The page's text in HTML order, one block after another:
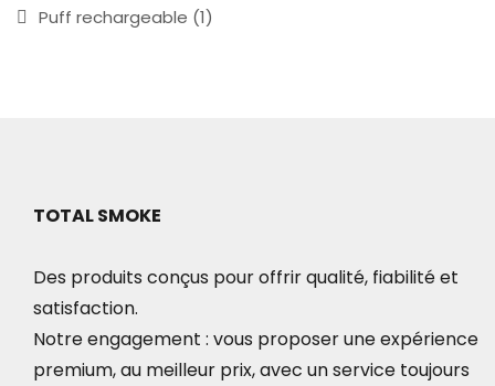
Puff rechargeable (1)
TOTAL SMOKE
Des produits conçus pour offrir qualité, fiabilité et
satisfaction.
Notre engagement : vous proposer une expérience
premium, au meilleur prix, avec un service toujours